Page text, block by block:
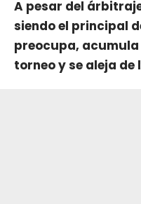
A pesar del
siendoel principal
preocupa, acumula
torneo y se aleja